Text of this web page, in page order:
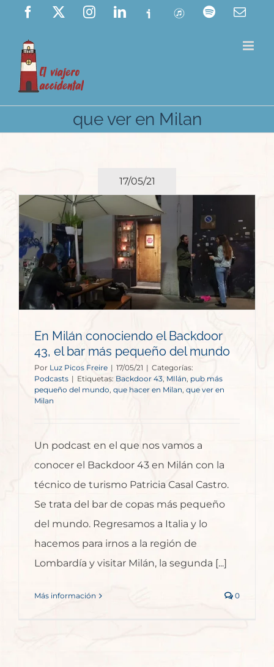
Saltar
contenido
Facebook InstagramLinkedIn
Ivoox ITunes Spotify
que ver en Milan
17/05/21
En Milán conociendo el Backdoor
43, el bar más pequeño del mundo
Por Luz Picos Freire | 17/05/21 | Categorías:
Podcasts | Etiquetas: Backdoor 43, MIlán, pub más
pequeño del mundo, que hacer en Milan, que ver en
Milan
Un podcast en el que nos vamos a
conocer el Backdoor 43 en Milán con la
técnico de turismo Patricia Casal Castro.
Se trata del bar de copas más pequeño
del mundo. Regresamos a Italia y lo
hacemos para irnos a la región de
Lombardía y visitar Milán, la segunda [...]
Más información 0